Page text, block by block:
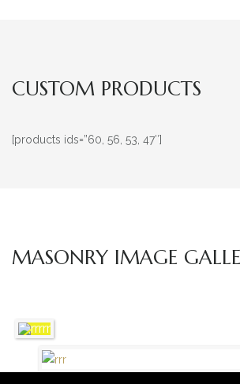
CUSTOM PRODUCTS
[products ids=”60, 56, 53, 47″]
MASONRY IMAGE
RRRR